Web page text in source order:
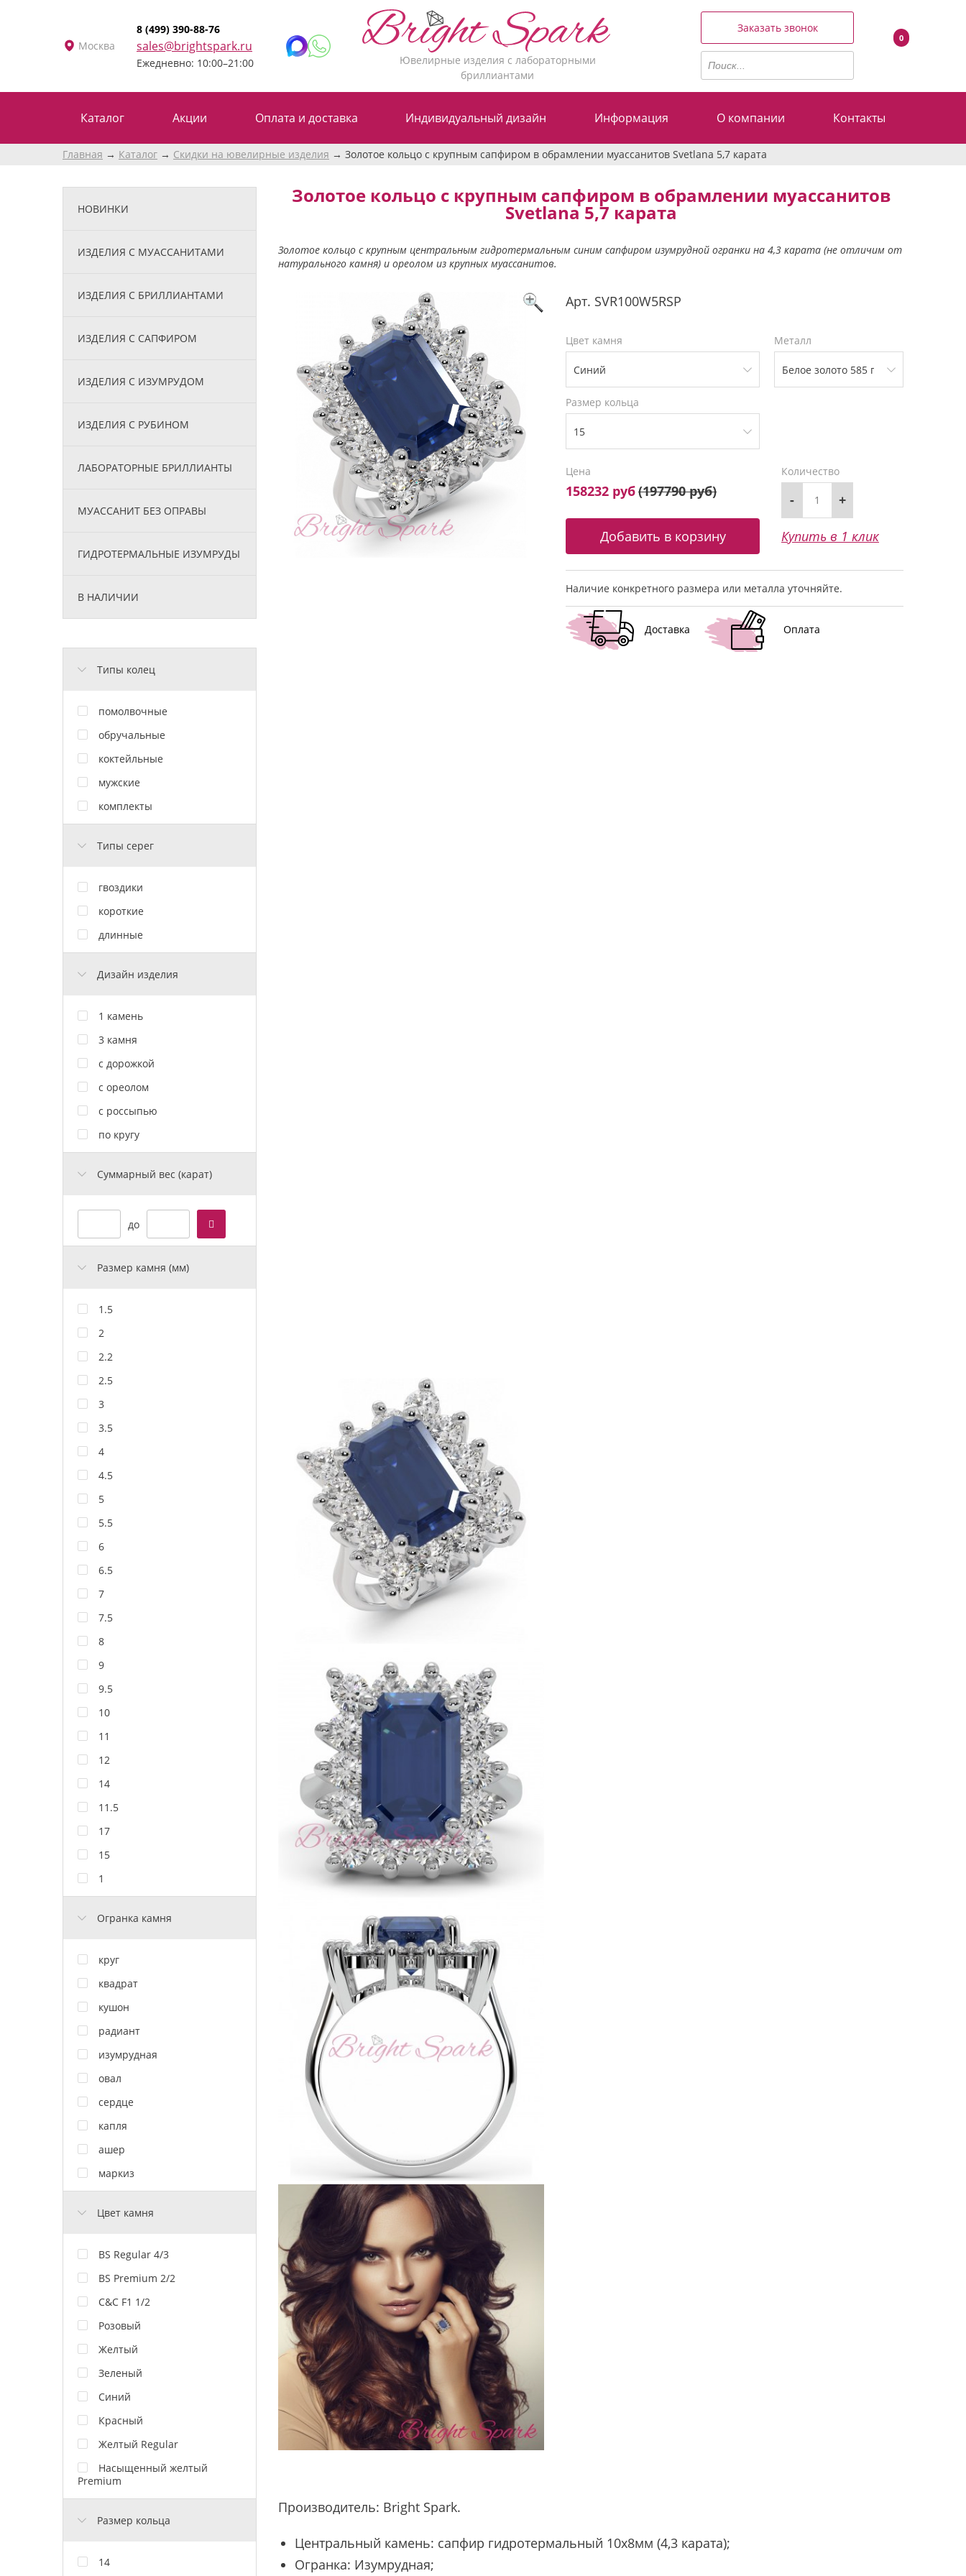
Москва
8 (499) 390-88-76
sales@brightspark.ru
Ежедневно: 10:00–21:00
Ювелирные изделия с лабораторными
бриллиантами
Заказать звонок
0
Каталог Акции Оплата и доставка Индивидуальный дизайн Информация О компании Контакты
Главная Каталог Скидки на ювелирные изделия Золотое кольцо с крупным сапфиром в обрамлении муассанитов Svetlana 5,7 карата
НОВИНКИ
ИЗДЕЛИЯ С МУАССАНИТАМИ
ИЗДЕЛИЯ С БРИЛЛИАНТАМИ
ИЗДЕЛИЯ С САПФИРОМ
ИЗДЕЛИЯ С ИЗУМРУДОМ
ИЗДЕЛИЯ С РУБИНОМ
ЛАБОРАТОРНЫЕ БРИЛЛИАНТЫ
МУАССАНИТ БЕЗ ОПРАВЫ
ГИДРОТЕРМАЛЬНЫЕ ИЗУМРУДЫ
В НАЛИЧИИ
Типы колец
помолвочные
обручальные
коктейльные
мужские
комплекты
Типы серег
гвоздики
короткие
длинные
Дизайн изделия
1 камень
3 камня
с дорожкой
с ореолом
с россыпью
по кругу
Cуммарный вес (карат)
до
Размер камня (мм)
1.5
2
2.2
2.5
3
3.5
4
4.5
5
5.5
6
6.5
7
7.5
8
9
9.5
10
11
12
14
11.5
17
15
1
Огранка камня
круг
квадрат
кушон
радиант
изумрудная
овал
сердце
капля
ашер
маркиз
Цвет камня
BS Regular 4/3
BS Premium 2/2
C&C F1 1/2
Розовый
Желтый
Зеленый
Синий
Красный
Желтый Regular
Насыщенный желтый
Premium
Размер кольца
14
Золотое кольцо с крупным сапфиром в обрамлении муассанитов
Svetlana 5,7 карата
Золотое кольцо с крупным центральным гидротермальным синим сапфиром изумрудной огранки на 4,3 карата (не отличим от
натурального камня) и ореолом из крупных муассанитов.
Арт. SVR100W5RSP
Цвет камня Металл
Размер кольца
Цена
158232 руб(197790 руб)
Количество
- +
Купить в 1 клик
Наличие конкретного размера или металла уточняйте.
Доставка Оплата
Производитель: Bright Spark.
Центральный камень: сапфир гидротермальный 10х8мм (4,3 карата);
Огранка: Изумрудная;